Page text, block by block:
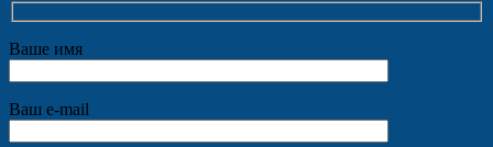
Ваше имя
Ваш e-mail